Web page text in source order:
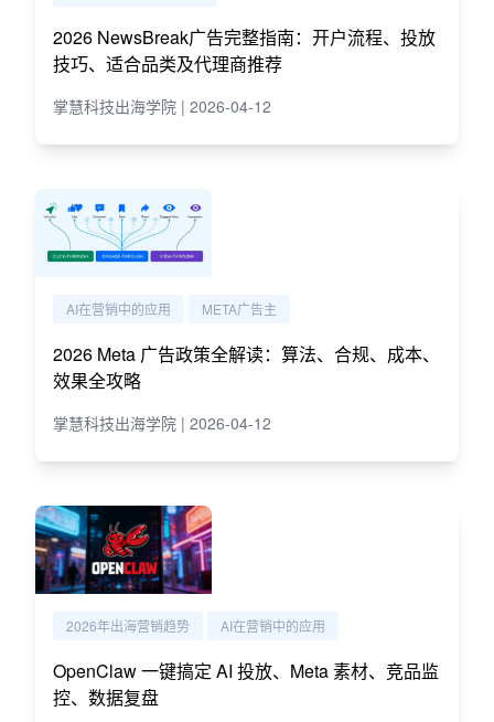
2026 NewsBreak广告完整指南：开户流程、投放
技巧、适合品类及代理商推荐
掌慧科技出海学院 | 2026-04-12
AI在营销中的应用 META广告主
2026 Meta 广告政策全解读：算法、合规、成本、
效果全攻略
掌慧科技出海学院 | 2026-04-12
2026年出海营销趋势 AI在营销中的应用
OpenClaw 一键搞定 AI 投放、Meta 素材、竞品监
控、数据复盘